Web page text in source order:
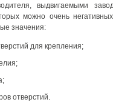
выдвигаемыми
можно очень
значения:
для крепления;
отверстий.